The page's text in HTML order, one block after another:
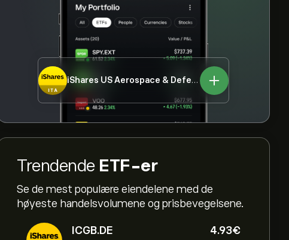
iShares US Aerospace & Defense ETF ITA
Trendende ETF-er
Se de mest populære eiendelene med de
høyeste handelsvolumene og prisbevegelsene.
ICGB.DE
4.93‎€‎